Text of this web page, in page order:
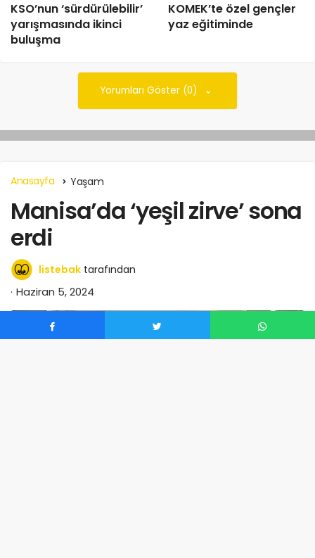
KSO’nun ‘sürdürülebilir’
yarışmasında ikinci
buluşma
KOMEK’te özel gençler
yaz eğitiminde
Yorumları Göster (0)
Anasayfa Yaşam
Manisa’da ‘yeşil zirve’ sona
erdi
listebak tarafından
Haziran 5, 2024